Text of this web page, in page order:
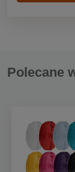
Polecane